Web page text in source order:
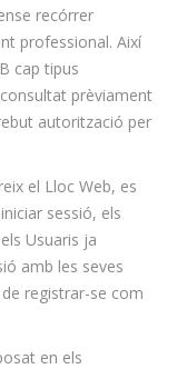
recórrer
professional. Així
cap tipus
prèviament
autorització per
el Lloc Web, es
sessió, els
Usuaris ja
amb les seves
registrar-se com
en els